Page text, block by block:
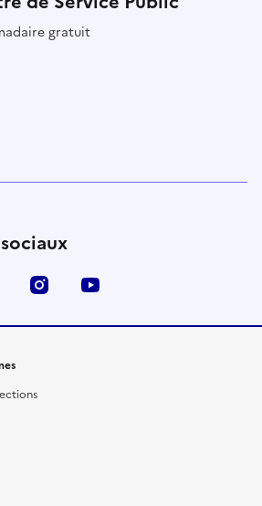
gratuit
LinkedIn Instagram